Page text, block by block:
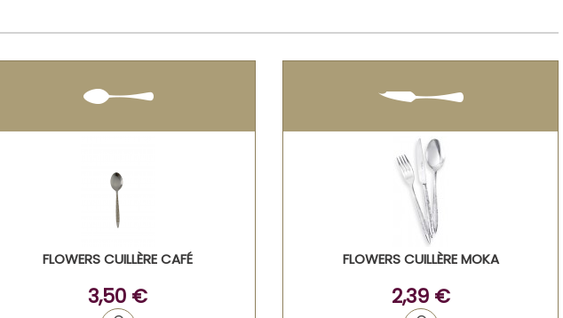
FLOWERS CUILLÈRE CAFÉ
3,50 €
FLOWERS CUILLÈRE MOKA
2,39 €